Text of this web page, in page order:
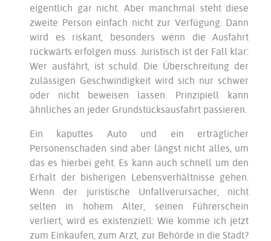
eigentlich gar nicht. Aber manchmal steht diese
zweite Person einfach nicht zur Verfügung. Dann
wird es riskant, besonders wenn die Ausfahrt
rückwärts erfolgen muss. Juristisch ist der Fall klar:
Wer ausfährt, ist schuld. Die Überschreitung der
zulässigen Geschwindigkeit wird sich nur schwer
oder nicht beweisen lassen. Prinzipiell kann
ähnliches an jeder Grundstücksausfahrt passieren.
Ein kaputtes Auto und ein erträglicher
Personenschaden sind aber längst nicht alles, um
das es hierbei geht. Es kann auch schnell um den
Erhalt der bisherigen Lebensverhältnisse gehen.
Wenn der juristische Unfallverursacher, nicht
selten in hohem Alter, seinen Führerschein
verliert, wird es existenziell: Wie komme ich jetzt
zum Einkaufen, zum Arzt, zur Behörde in die Stadt?